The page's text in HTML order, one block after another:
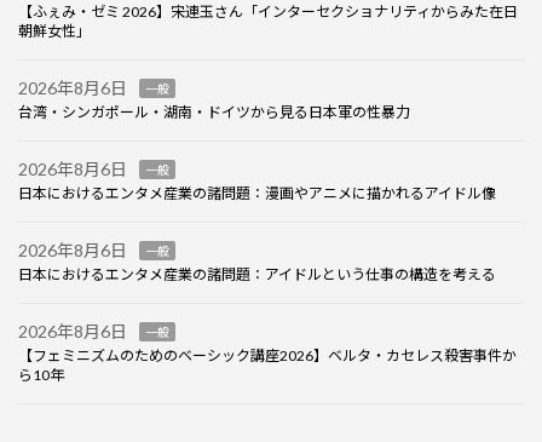
【ふぇみ・ゼミ 2026】宋連玉さん「インターセクショナリティからみた在日
朝鮮女性」
2026年8月6日 一般
台湾・シンガポール・湖南・ドイツから見る日本軍の性暴力
2026年8月6日 一般
日本におけるエンタメ産業の諸問題：漫画やアニメに描かれるアイドル像
2026年8月6日 一般
日本におけるエンタメ産業の諸問題：アイドルという仕事の構造を考える
2026年8月6日 一般
【フェミニズムのためのベーシック講座2026】ベルタ・カセレス殺害事件か
ら10年